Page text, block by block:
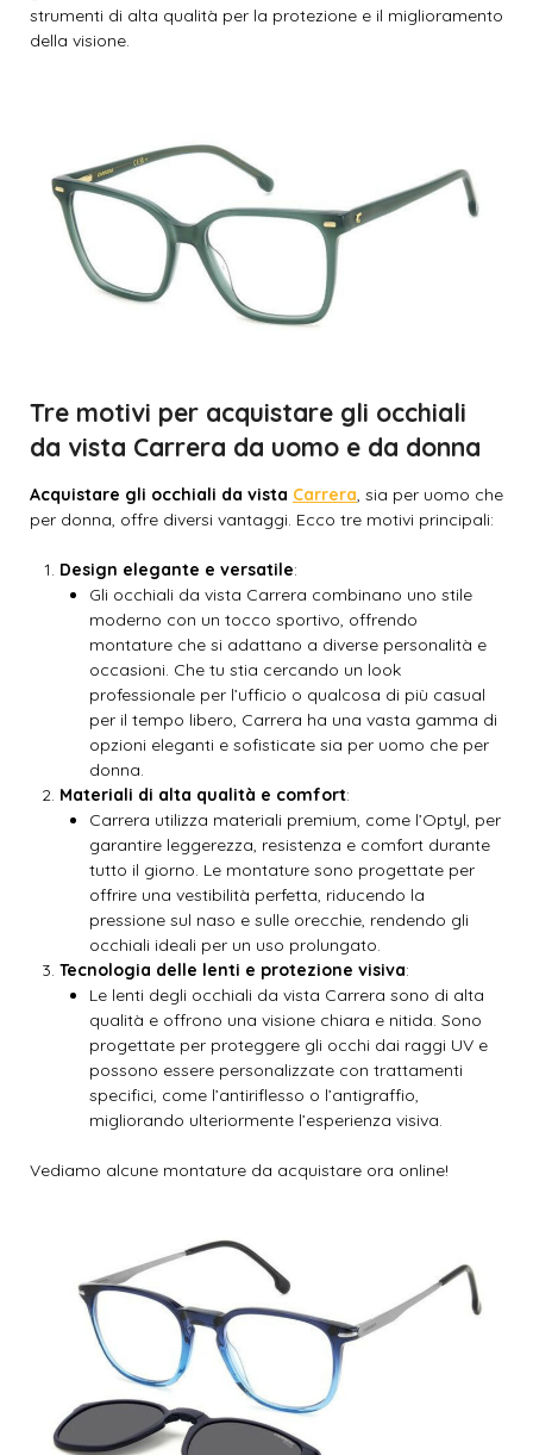
strumenti di alta qualità per la protezione e il miglioramento
della visione.
Tre motivi per acquistare gli occhiali
da vista Carrera da uomo e da donna
Acquistare gli occhiali da vista Carrera, sia per uomo che
per donna, offre diversi vantaggi. Ecco tre motivi principali:
Design elegante e versatile:
Gli occhiali da vista Carrera combinano uno stile
moderno con un tocco sportivo, offrendo
montature che si adattano a diverse personalità e
occasioni. Che tu stia cercando un look
professionale per l’ufficio o qualcosa di più casual
per il tempo libero, Carrera ha una vasta gamma di
opzioni eleganti e sofisticate sia per uomo che per
donna.
Materiali di alta qualità e comfort:
Carrera utilizza materiali premium, come l’Optyl, per
garantire leggerezza, resistenza e comfort durante
tutto il giorno. Le montature sono progettate per
offrire una vestibilità perfetta, riducendo la
pressione sul naso e sulle orecchie, rendendo gli
occhiali ideali per un uso prolungato.
Tecnologia delle lenti e protezione visiva:
Le lenti degli occhiali da vista Carrera sono di alta
qualità e offrono una visione chiara e nitida. Sono
progettate per proteggere gli occhi dai raggi UV e
possono essere personalizzate con trattamenti
specifici, come l’antiriflesso o l’antigraffio,
migliorando ulteriormente l’esperienza visiva.
Vediamo alcune montature da acquistare ora online!